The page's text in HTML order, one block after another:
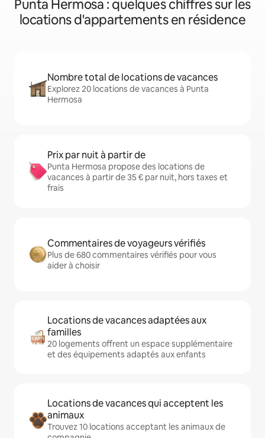
Punta Hermosa : quelques chiffres sur les
locations d'appartements en résidence
Nombre total de locations de vacances
Explorez 20 locations de vacances à Punta
Hermosa
Prix par nuit à partir de
Punta Hermosa propose des locations de
vacances à partir de 35 € par nuit, hors taxes et
frais
Commentaires de voyageurs vérifiés
Plus de 680 commentaires vérifiés pour vous
aider à choisir
Locations de vacances adaptées aux
familles
20 logements offrent un espace supplémentaire
et des équipements adaptés aux enfants
Locations de vacances qui acceptent les
animaux
Trouvez 10 locations acceptant les animaux de